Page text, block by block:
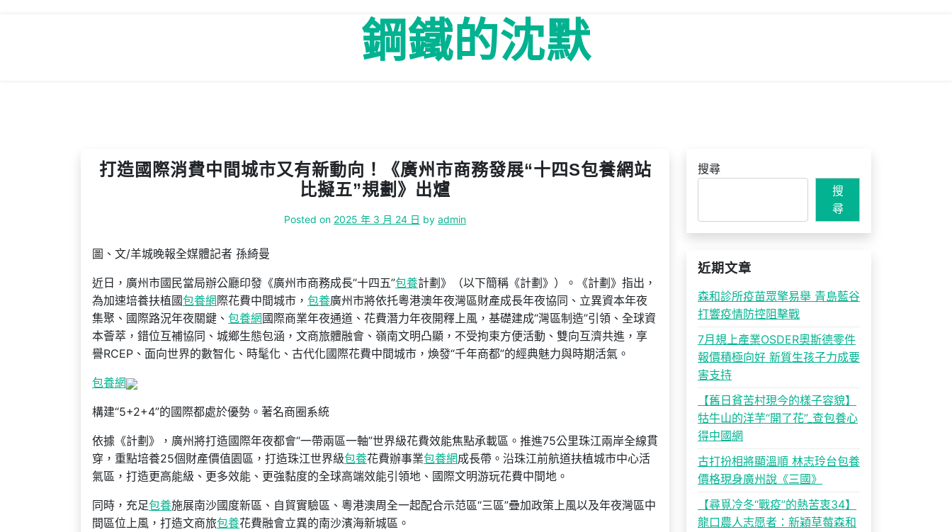
鋼鐵的沈默
打造國際消費中間城市又有新動向！《廣州市商務發展“十四S包養網站
比擬五”規劃》出爐
Posted on 2025 年 3 月 24 日 by admin
圖、文/羊城晚報全媒體記者 孫綺曼
近日，廣州市國民當局辦公廳印發《廣州市商務成長“十四五”包養計劃》（以下簡稱《計劃》）。《計劃》指出，
為加速培養扶植國包養網 際花費中間城市， 包養廣州市將依托粵港澳年夜灣區財產成長年夜協同、立異資本年夜
集聚、國際路況年夜關鍵、 包養網 國際商業年夜通道、花費潛力年夜開釋上風，基礎建成“灣區制造”引領、全球資
本薈萃，錯位互補協同、城鄉生態包涵，文商旅體融會、嶺南文明凸顯，不受拘束方便活動、雙向互濟共進，享
譽RCEP、面向世界的數智化、時髦化、古代化國際花費中間城市，煥發“千年商都”的經典魅力與時期活氣。
包養網
構建“5+2+4”的國際都處於優勢。著名商圈系統
依據《計劃》，廣州將打造國際年夜都會“一帶兩區一軸”世界級花費效能焦點承載區。推進75公里珠江兩岸全線貫
穿，重點培養25個財產價值園區，打造珠江世界級包養花費辦事業包養網成長帶。沿珠江前航道扶植城市中心活
氣區，打造更高能級、更多效能、更強黏度的全球高端效能引領地、國際文明游玩花費中間地。
同時，充足包養施展南沙國度新區、自貿實驗區、粵港澳周全一起配合示范區“三區”疊加政策上風以及年夜灣區中
間區位上風，打造文商旅包養花費融會立異的南沙濱海新城區。
搜尋
搜
尋
近期文章
森和診所疫苗眾擎易舉 青島藍谷
打響疫情防控阻擊戰
7月規上產業OSDER奧斯德零件
報價積極向好 新質生孩子力成要
害支持
【舊日貧苦村現今的樣子容貌】
牯牛山的洋芋“開了花”_查包養心
得中國網
古打扮相將顯溫順 林志玲台包養
價格現身廣州說《三國》
【尋覓冷冬“戰疫”的熱苦衷34】
龍口農人志愿者：新穎草莓森和